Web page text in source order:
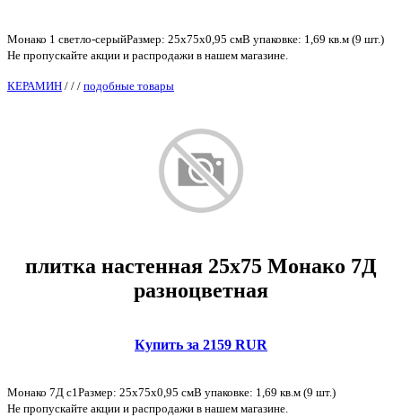
Монако 1 светло-серыйРазмер: 25х75х0,95 смВ упаковке: 1,69 кв.м (9 шт.)
Не пропускайте акции и распродажи в нашем магазине.
КЕРАМИН / / / подобные товары
плитка настенная 25х75 Монако 7Д
разноцветная
Купить за 2159 RUR
Монако 7Д с1Размер: 25х75х0,95 смВ упаковке: 1,69 кв.м (9 шт.)
Не пропускайте акции и распродажи в нашем магазине.